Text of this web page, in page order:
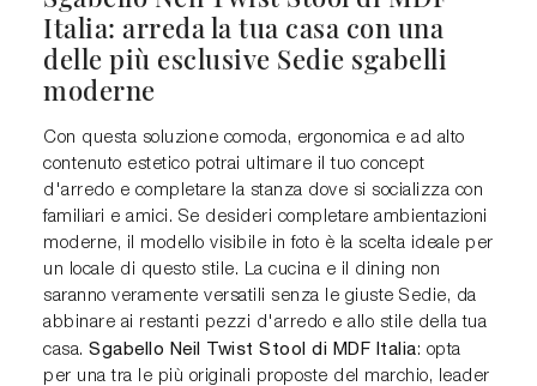
Italia: arreda la tua casa con una
delle più esclusive Sedie sgabelli
moderne
Con questa soluzione comoda, ergonomica e ad alto
contenuto estetico potrai ultimare il tuo concept
d'arredo e completare la stanza dove si socializza con
familiari e amici. Se desideri completare ambientazioni
moderne, il modello visibile in foto è la scelta ideale per
un locale di questo stile. La cucina e il dining non
saranno veramente versatili senza le giuste Sedie, da
abbinare ai restanti pezzi d'arredo e allo stile della tua
casa. Sgabello Neil Twist Stool di MDF Italia: opta
per una tra le più originali proposte del marchio, leader